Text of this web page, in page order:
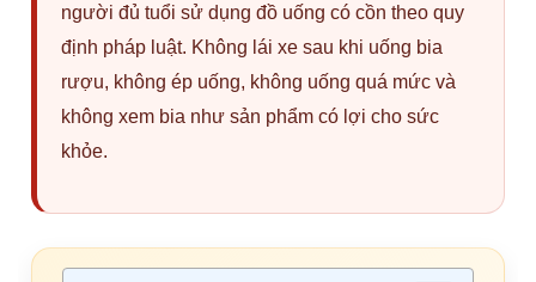
người đủ tuổi sử dụng đồ uống có cồn theo quy
định pháp luật. Không lái xe sau khi uống bia
rượu, không ép uống, không uống quá mức và
không xem bia như sản phẩm có lợi cho sức
khỏe.